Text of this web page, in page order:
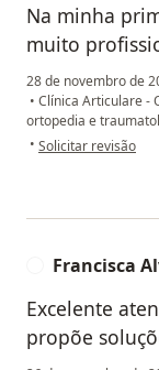
Na minha
muito
28 de novembro de
• Clínica Articulare -
ortopedia e
• na opinião do
Solicitar revisão
Francisca
Excelente
propõe